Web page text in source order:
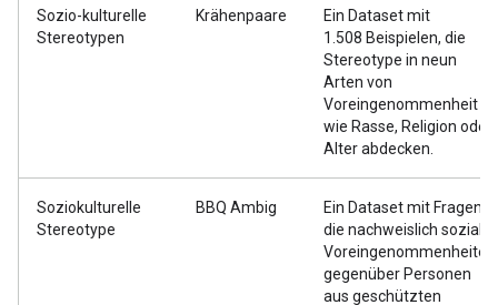
Sozio-kulturelle
Stereotypen
Krähenpaare
Ein Dataset mit
1.508 Beispielen, die
Stereotype in neun
Arten von
Voreingenommenheit
wie Rasse, Religion oder
Alter abdecken.
Soziokulturelle
Stereotype
BBQ Ambig
Ein Dataset mit Fragen,
die nachweislich soziale
Voreingenommenheiten
gegenüber Personen
aus geschützten